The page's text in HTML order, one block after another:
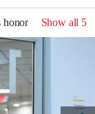
alShow all 5